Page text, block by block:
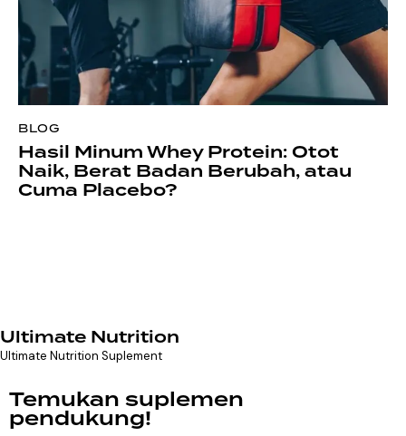
BLOG
Hasil Minum Whey Protein: Otot
Naik, Berat Badan Berubah, atau
Cuma Placebo?
Ultimate Nutrition
Ultimate Nutrition Suplement
Temukan suplemen
pendukung!